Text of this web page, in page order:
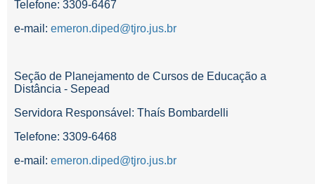
Telefone: 3309-6467
e-mail: emeron.diped@tjro.jus.br
Seção de Planejamento de Cursos de Educação a
Distância - Sepead
Servidora Responsável: Thaís Bombardelli
Telefone: 3309-6468
e-mail: emeron.diped@tjro.jus.br